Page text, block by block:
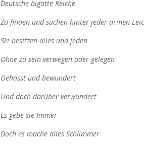
´´Deutsche bigotte Reiche
Zu finden und suchen hinter jeder armen
Sie besitzen alles und jeden
Ohne zu sein verwegen oder gelegen
Gehasst und bewundert
Und doch darüber verwundert
Es gebe sie Immer
Doch es mache alles Schlimmer